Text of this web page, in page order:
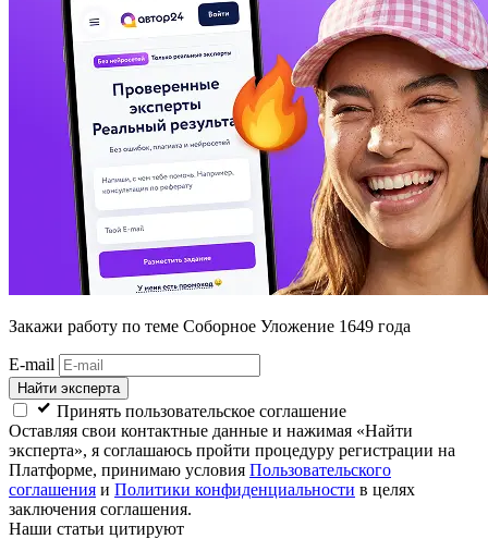
Закажи работу по теме Соборное Уложение 1649 года
E-mail
Найти эксперта
Принять пользовательское соглашение
Оставляя свои контактные данные и нажимая «Найти
эксперта», я соглашаюсь пройти процедуру регистрации на
Платформе, принимаю условия Пользовательского
соглашения и Политики конфиденциальности в целях
заключения соглашения.
Наши статьи цитируют